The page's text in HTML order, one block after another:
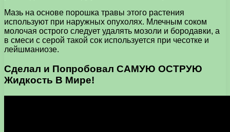
Мазь на основе порошка травы этого растения
используют при наружных опухолях. Млечным соком
молочая острого следует удалять мозоли и бородавки, а
в смеси с серой такой сок используется при чесотке и
лейшманиозе.
Сделал и Попробовал САМУЮ ОСТРУЮ
Жидкость В Мире!